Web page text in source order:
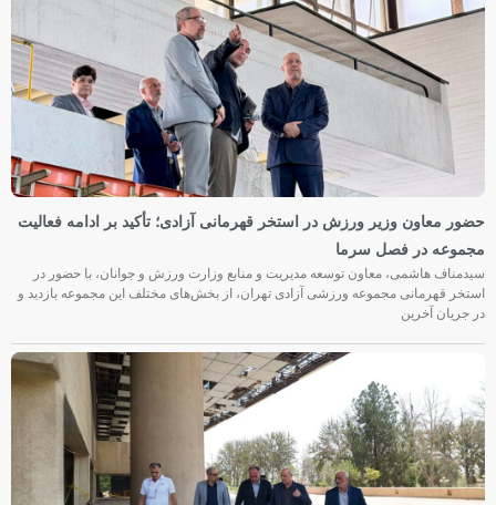
حضور معاون وزیر ورزش در استخر قهرمانی آزادی؛ تأکید بر ادامه فعالیت
مجموعه در فصل سرما
سیدمناف هاشمی، معاون توسعه مدیریت و منابع وزارت ورزش و جوانان، با حضور در
استخر قهرمانی مجموعه ورزشی آزادی تهران، از بخش‌های مختلف این مجموعه بازدید و
در جریان آخرین